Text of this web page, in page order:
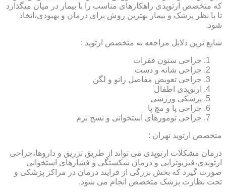
که متخصص ارتوپدی راهکارهای مناسب را با بیمار در میان میگذارد
تا با نظر پزشک و بیمار بهترین روش برای درمان و بهبودی،اتخاذ
شود.
شایع ترین دلایل مراجعه به متخصص ارتوپد :
جراحی ستون فقرات
جراحی شانه و دست
جراحی تعویض مفاصل زانو و لگن
ارتوپدی اطفال
پزشکی ورزشی
جراحی پا و مچ پا
جراحی تومورهای استخوانی و نسج نرم
متخصص ارتوپد تهران :
درمان مشکلات ارتوپدی می تواند از طریق تزریق و داروها،جراحی
ارتوپدی،فیزیوتراپی و درمان شکستگی و فشارهای استخوانی
صورت گیرد که بخش بزرگی از فرایند درمان در مراکز پزشکی و
تحت نظارت پزشک متخصص انجام می شود.